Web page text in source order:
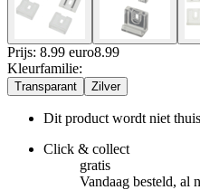
Prijs: 8.99 euro8.99
Kleurfamilie:
Transparant Zilver
Dit product wordt niet
Click & collect
gratis
Vandaag besteld, al